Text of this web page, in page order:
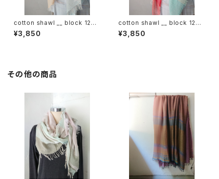
cotton shawl __ block 120
朝朗w
¥3,850
cotton shawl __ block 120
春曙w
¥3,850
その他の商品